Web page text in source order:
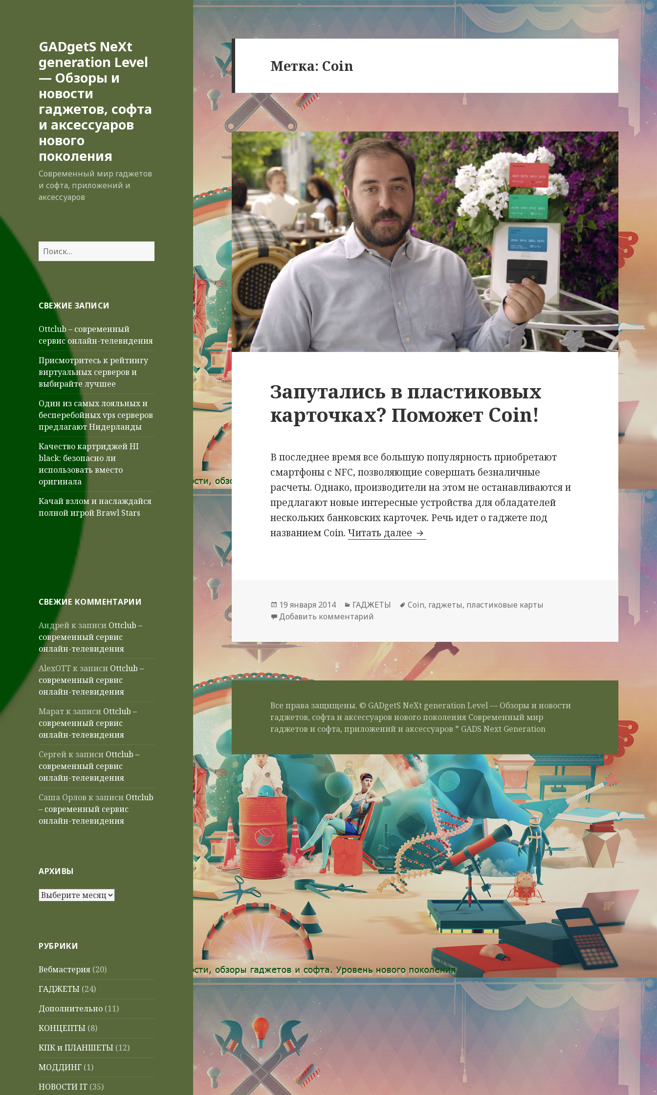
GADgetS NeXt
generation Level
— Обзоры и
новости
гаджетов, софта
и аксессуаров
нового
поколения
Современный мир гаджетов
и софта, приложений и
аксессуаров
Найти:
СВЕЖИЕ ЗАПИСИ
Ottclub – современный
сервис онлайн-телевидения
Присмотритесь к рейтингу
виртуальных серверов и
выбирайте лучшее
Один из самых лояльных и
бесперебойных vps серверов
предлагают Нидерланды
Качество картриджей HI
black: безопасно ли
использовать вместо
оригинала
Качай взлом и наслаждайся
полной игрой Brawl Stars
СВЕЖИЕ КОММЕНТАРИИ
Андрейк записи Ottclub –
современный сервис
онлайн-телевидения
AlexOTTк записи Ottclub –
современный сервис
онлайн-телевидения
Маратк записи Ottclub –
современный сервис
онлайн-телевидения
Сергейк записи Ottclub –
современный сервис
онлайн-телевидения
Саша Орлов к записи Ottclub
– современный сервис
онлайн-телевидения
АРХИВЫ
Архивы
РУБРИКИ
Вебмастерия (20)
ГАДЖЕТЫ (24)
Дополнительно (11)
КОНЦЕПТЫ (8)
КПК и ПЛАНШЕТЫ (12)
МОДДИНГ (1)
НОВОСТИ IT (35)
Метка: Coin
Запутались в пластиковых
карточках? Поможет Coin!
В последнее время все большую популярность приобретают
смартфоны с NFC, позволяющие совершать безналичные
расчеты. Однако, производители на этом не останавливаются и
предлагают новые интересные устройства для обладателей
нескольких банковских карточек. Речь идет о гаджете под
названием Coin.Читать далее Запутались в пластиковых карточках? Поможет
Опубликовано
19 января 2014 Рубрики
ГАДЖЕТЫ Метки
Coin, гаджеты, пластиковые карты
Добавить комментарий
Все права защищены. © GADgetS NeXt generation Level — Обзоры и новости
гаджетов, софта и аксессуаров нового поколения Современный мир
гаджетов и софта, приложений и аксессуаров * GADS Next Generation